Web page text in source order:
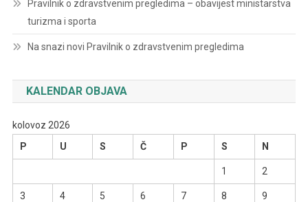
Pravilnik o zdravstvenim pregledima – obavijest ministarstva
turizma i sporta
Na snazi novi Pravilnik o zdravstvenim pregledima
KALENDAR OBJAVA
kolovoz 2026
P
U S Č P S N
1 2
3 4 5 6 7 8 9